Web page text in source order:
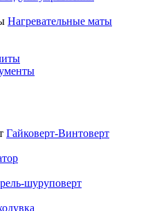
Нагревательные маты
Гайковерт-Винтоверт
шуруповерт